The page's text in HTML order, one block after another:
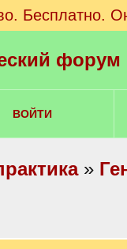
Бесплатно.
ВОЙТИ
»